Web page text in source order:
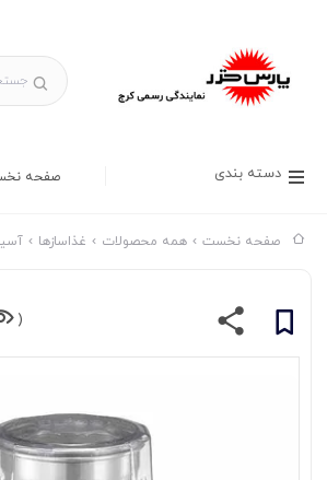
دسته بندی صفحه
صفحه نخست همه محصولات غذاسازها
(